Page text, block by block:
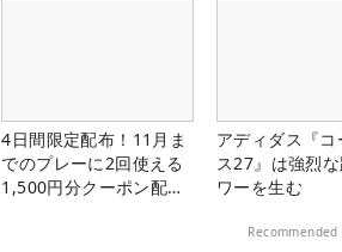
4日間限定配布！11月ま
でのプレーに2回使える
1,500円分クーポン配布
アディダス『コ
ス27』は強烈
ワーを生む
Recommended